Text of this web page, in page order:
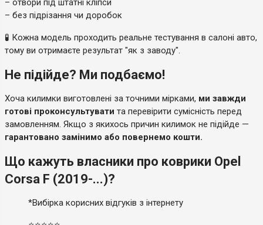
– отвори під штатні кліпси
– без підрізання чи доробок
🧪 Кожна модель проходить реальне тестування в салоні авто,
тому ви отримаєте результат "як з заводу".
Не підійде? Ми подбаємо!
Хоча килимки виготовлені за точними мірками, ми завжди
готові проконсультувати та перевірити сумісність перед
замовленням. Якщо з якихось причин килимок не підійде —
гарантовано замінимо або повернемо кошти.
Що кажуть власники про коврики Opel
Corsa F (2019-...)?
*Вибірка корисних відгуків з інтернету